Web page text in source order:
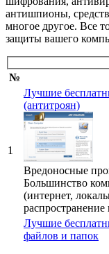
антишпионы,
многое другое. Все
защиты вашего
№
1
Лучшие
(антитроян)
Вредоносные
Большинство
(интернет,
Лучшие
файлов и папок